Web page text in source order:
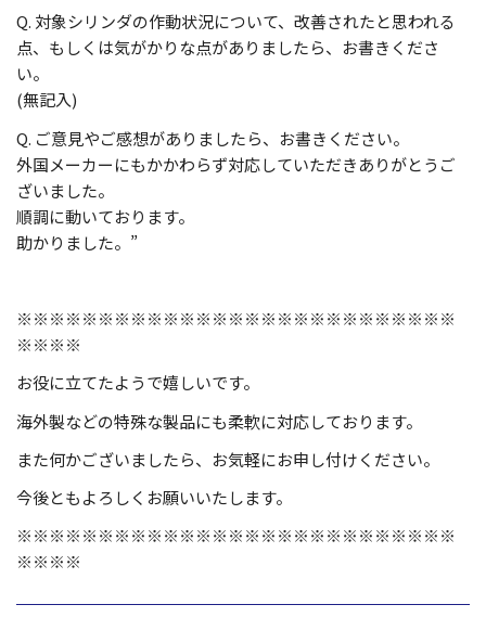
Q. 対象シリンダの作動状況について、改善されたと思われる
点、もしくは気がかりな点がありましたら、お書きくださ
い。
(無記入)
Q. ご意見やご感想がありましたら、お書きください。
外国メーカーにもかかわらず対応していただきありがとうご
ざいました。
順調に動いております。
助かりました。”
※※※※※※※※※※※※※※※※※※※※※※※※※※※
※※※※
お役に立てたようで嬉しいです。
海外製などの特殊な製品にも柔軟に対応しております。
また何かございましたら、お気軽にお申し付けください。
今後ともよろしくお願いいたします。
※※※※※※※※※※※※※※※※※※※※※※※※※※※
※※※※